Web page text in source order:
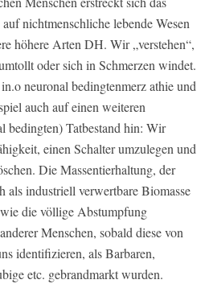
nichtmenschliche lebende Wesen
höhere Arten DH. Wir „verstehen“,
oder sich in Schmerzen windet.
neuronal bedingtenmerz athie und
auch auf einen weiteren
bedingten) Tatbestand hin: Wir
einen Schalter umzulegen und
Die Massentierhaltung, der
als industriell verwertbare Biomasse
die völlige Abstumpfung
Menschen, sobald diese von
identifizieren, als Barbaren,
etc. gebrandmarkt wurden.